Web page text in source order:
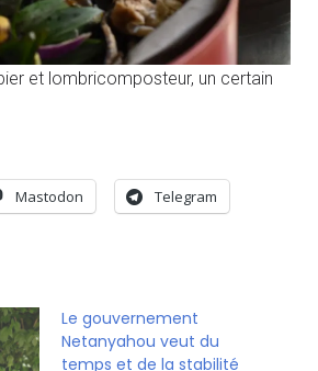
et lombricomposteur, un certain
Mastodon Telegram
Le gouvernement
Netanyahou veut du
temps et de la stabilité